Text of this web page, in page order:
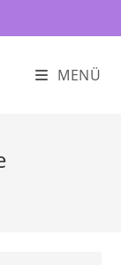
MENÜ